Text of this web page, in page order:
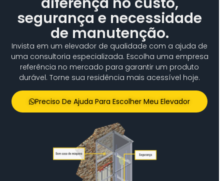
segurança e necessidade
de manutenção.
Invista em um elevador de qualidade com a ajuda de
uma consultoria especializada. Escolha uma empresa
referência no mercado para garantir um produto
durável. Torne sua residência mais acessível hoje.
Preciso De Ajuda Para Escolher Meu Elevador